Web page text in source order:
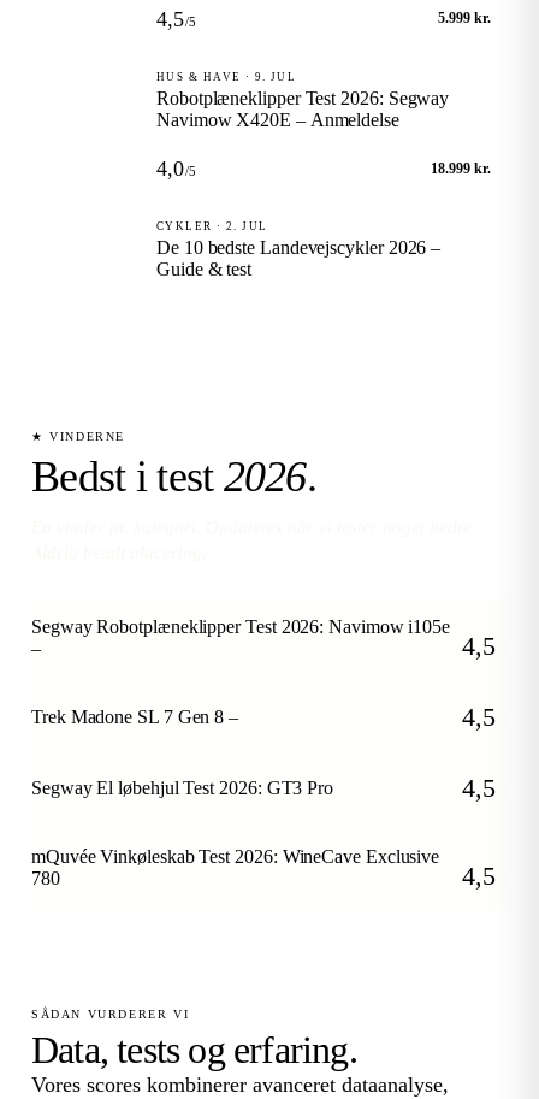
4,5/5 5.999 kr.
HUS & HAVE · 9. JUL
Robotplæneklipper Test 2026: Segway
Navimow X420E – Anmeldelse
4,0/5 18.999 kr.
CYKLER · 2. JUL
De 10 bedste Landevejscykler 2026 –
Guide & test
★ VINDERNE
Bedst i test 2026.
Segway Robotplæneklipper Test 2026: Navimow i105e
–
4,5
Trek Madone SL 7 Gen 8 – 4,5
Segway El løbehjul Test 2026: GT3 Pro 4,5
mQuvée Vinkøleskab Test 2026: WineCave Exclusive
780
4,5
SÅDAN VURDERER VI
Data, tests og erfaring.
Vores scores kombinerer avanceret dataanalyse,